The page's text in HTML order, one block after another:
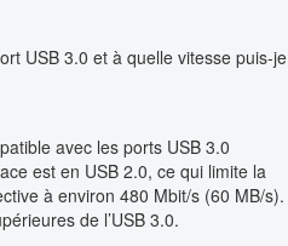
USB 3.0 et à quelle vitesse puis-je
avec les ports USB 3.0
est en USB 2.0, ce qui limite la
à environ 480 Mbit/s (60 MB/s).
de l’USB 3.0.